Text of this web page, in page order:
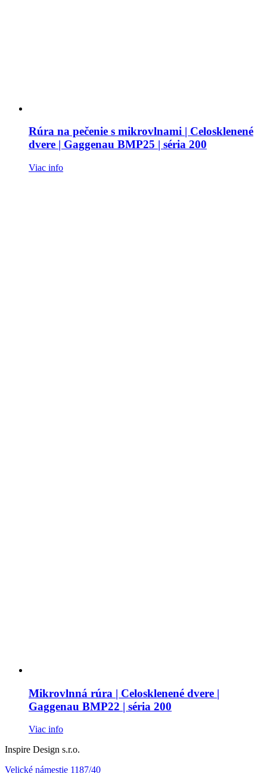
Rúra na pečenie s mikrovlnami | Celosklenené
dvere | Gaggenau BMP25 | séria 200
Viac info
Mikrovlnná rúra | Celosklenené dvere |
Gaggenau BMP22 | séria 200
Viac info
Inspire Design s.r.o.
Velické námestie 1187/40